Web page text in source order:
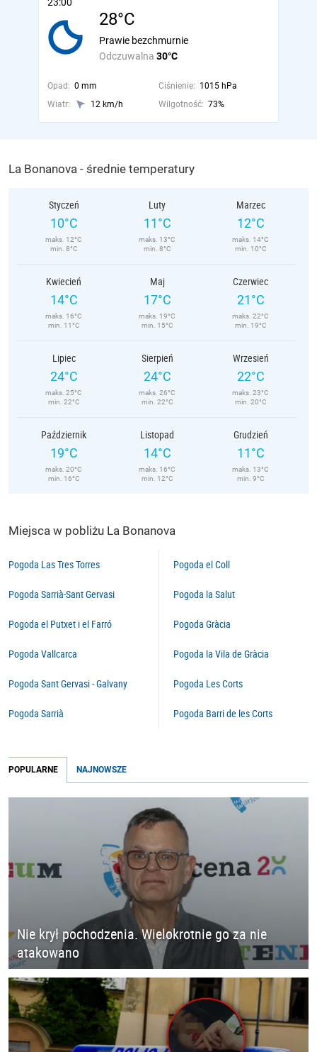
28°C
Odczuwalna 30°C
Prawie bezchmurnie
Opad: 0 mm Ciśnienie: 1015 hPa
Wiatr:
12 km/h Wilgotność: 73%
La Bonanova - średnie temperatury
Styczeń
10°C
maks. 12°C
min. 8°C
Luty
11°C
maks. 13°C
min. 8°C
Marzec
12°C
maks. 14°C
min. 10°C
Kwiecień
14°C
maks. 16°C
min. 11°C
Maj
17°C
maks. 19°C
min. 15°C
Czerwiec
21°C
maks. 22°C
min. 19°C
Lipiec
24°C
maks. 25°C
min. 22°C
Sierpień
24°C
maks. 26°C
min. 22°C
Wrzesień
22°C
maks. 23°C
min. 20°C
Październik
19°C
maks. 20°C
min. 16°C
Listopad
14°C
maks. 16°C
min. 12°C
Grudzień
11°C
maks. 13°C
min. 9°C
Miejsca w pobliżu La Bonanova
Pogoda Las Tres Torres
Pogoda Sarrià-Sant Gervasi
Pogoda el Putxet i el Farró
Pogoda Vallcarca
Pogoda Sant Gervasi - Galvany
Pogoda Sarrià
Pogoda el Coll
Pogoda la Salut
Pogoda Gràcia
Pogoda la Vila de Gràcia
Pogoda Les Corts
Pogoda Barri de les Corts
POPULARNE NAJNOWSZE
Nie krył pochodzenia. Wielokrotnie go za nie
atakowano